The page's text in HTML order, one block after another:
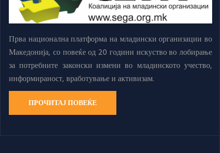
Прва национална платформа на младински организации во
Македонија, со повеќе од 20 години искуство во лобирање
за потребните законски измени во младинското учество,
информираност, вработување и активизам.
ПРОЧИТАЈ ПОВЕЌЕ